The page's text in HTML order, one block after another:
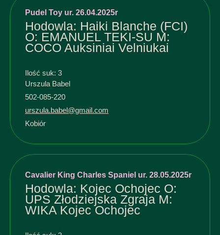
Pudel Toy ur. 26.04.2025r
Hodowla: Haiki Blanche (FCI)
O: EMANUEL TEKI-SU M:
COCO Auksiniai Velniukai
Ilość suk: 3
Urszula Babel
502-085-220
urszula.babel@gmail.com
Kobiór
Cavalier King Charles Spaniel ur. 28.05.2025r
Hodowla: Kojec Ochojec O:
UPS Złodziejska Zgraja M:
WIKA Kojec Ochojec